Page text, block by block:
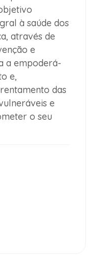
à saúde dos
através de
e
a empoderá-
e,
das
e
o seu